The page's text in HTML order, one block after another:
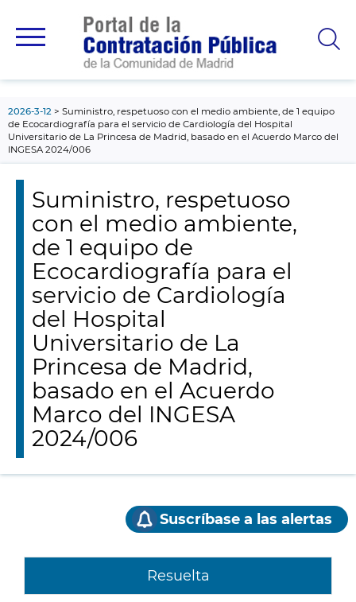
principal
2026-3-12
Suministro, respetuoso con el medio ambiente, de 1 equipo
de Ecocardiografía para el servicio de Cardiología del Hospital
Universitario de La Princesa de Madrid, basado en el Acuerdo Marco del
INGESA 2024/006
Suministro, respetuoso
con el medio ambiente,
de 1 equipo de
Ecocardiografía para el
servicio de Cardiología
del Hospital
Universitario de La
Princesa de Madrid,
basado en el Acuerdo
Marco del INGESA
2024/006
Suscríbase a las alertas
Resuelta